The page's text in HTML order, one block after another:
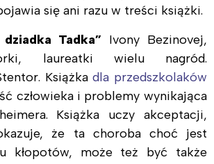
się ani razu w treści książki.
Tadka” Ivony Bezinovej,
laureatki wielu nagród.
Książkadla przedszkolaków
człowieka i problemy wynikająca
Książka uczy akceptacji,
że ta choroba choć jest
kłopotów, może też być także